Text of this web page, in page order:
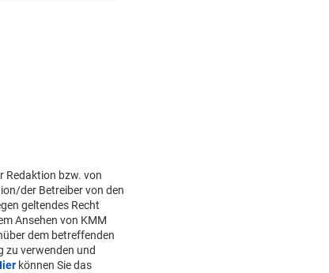
Redaktion bzw. von
der Betreiber von den
geltendes Recht
Ansehen von KMM
dem betreffenden
zu verwenden und
können Sie das